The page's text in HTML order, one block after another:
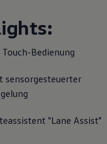
und Shop
Bedienung
sensorgesteuerter
"Lane Assist"